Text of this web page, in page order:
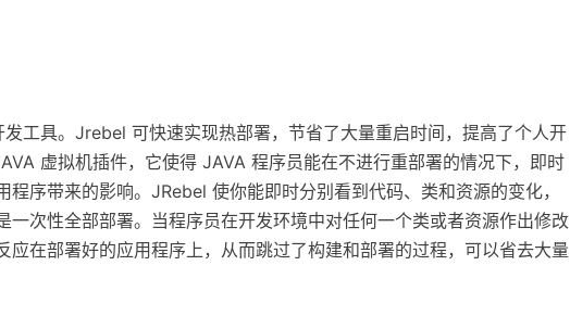
工具。Jrebel 可快速实现热部署，节省了大量重启时间，提高了个人开
虚拟机插件，它使得 JAVA 程序员能在不进行重部署的情况下，即时
程序带来的影响。JRebel 使你能即时分别看到代码、类和资源的变化，
一次性全部部署。当程序员在开发环境中对任何一个类或者资源作出修改
应在部署好的应用程序上，从而跳过了构建和部署的过程，可以省去大量